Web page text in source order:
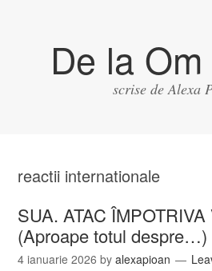
De la
scrise de Alexa
reactii internationale
SUA. ATAC
(Aproape totul despre…)
4 ianuarie 2026 byalexapioan